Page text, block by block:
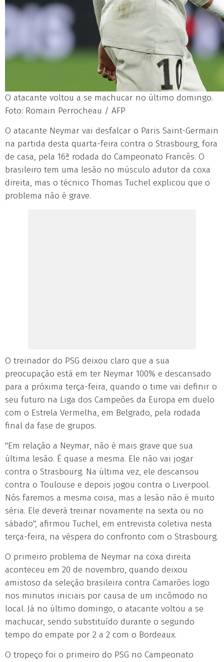
O atacante voltou a se machucar no último domingo.
Foto: Romain Perrocheau / AFP
O atacante Neymar vai desfalcar o Paris Saint-Germain
na partida desta quarta-feira contra o Strasbourg, fora
de casa, pela 16ª rodada do Campeonato Francês. O
brasileiro tem uma lesão no músculo adutor da coxa
direita, mas o técnico Thomas Tuchel explicou que o
problema não é grave.
O treinador do PSG deixou claro que a sua
preocupação está em ter Neymar 100% e descansado
para a próxima terça-feira, quando o time vai definir o
seu futuro na Liga dos Campeões da Europa em duelo
com o Estrela Vermelha, em Belgrado, pela rodada
final da fase de grupos.
"Em relação a Neymar, não é mais grave que sua
última lesão. É quase a mesma. Ele não vai jogar
contra o Strasbourg. Na última vez, ele descansou
contra o Toulouse e depois jogou contra o Liverpool.
Nós faremos a mesma coisa, mas a lesão não é muito
séria. Ele deverá treinar novamente na sexta ou no
sábado", afirmou Tuchel, em entrevista coletiva nesta
terça-feira, na véspera do confronto com o Strasbourg.
O primeiro problema de Neymar na coxa direita
aconteceu em 20 de novembro, quando deixou
amistoso da seleção brasileira contra Camarões logo
nos minutos iniciais por causa de um incômodo no
local. Já no último domingo, o atacante voltou a se
machucar, sendo substituído durante o segundo
tempo do empate por 2 a 2 com o Bordeaux.
O tropeço foi o primeiro do PSG no Campeonato